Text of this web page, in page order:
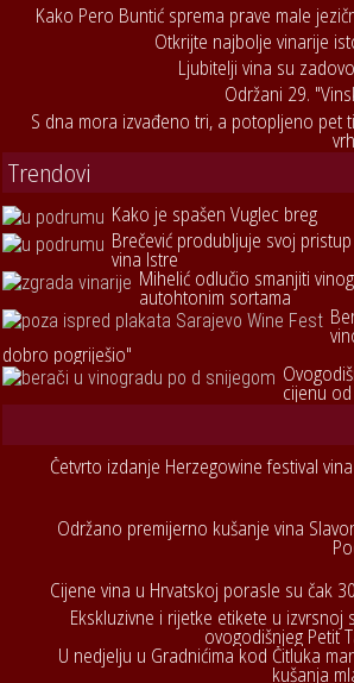
Kako Pero Buntić sprema prave male
Otkrijte najbolje vinarije
Ljubitelji vina su
Održani 29.
S dna mora izvađeno tri, a potopljeno pet
Trendovi
Kako je spašen Vuglec breg
Brečević produbljuje svoj
vina Istre
Mihelić odlučio smanjiti
autohtonim sortama
dobro pogriješio"
cijenu
Četvrto izdanje Herzegowine festival
Održano premijerno kušanje vina
Cijene vina u Hrvatskoj porasle su čak
Ekskluzivne i rijetke etikete u izvrsnoj
ovogodišnjeg Petit
U nedjelju u Gradnićima kod Čitluka
kušanja